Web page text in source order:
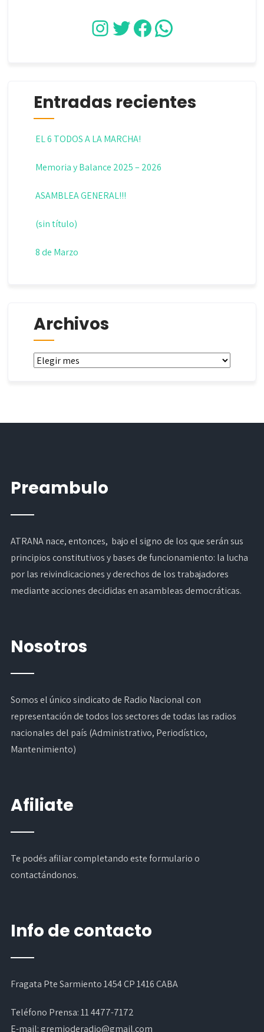
Instagram
Twitter
Facebook
WhatsApp
Entradas recientes
EL 6 TODOS A LA MARCHA!
Memoria y Balance 2025 – 2026
ASAMBLEA GENERAL!!!
(sin título)
8 de Marzo
Archivos
Archivos
Preambulo
ATRANA nace, entonces, bajo el signo de los que serán sus
principios constitutivos y bases de funcionamiento: la lucha
por las reivindicaciones y derechos de los trabajadores
mediante acciones decididas en asambleas democráticas.
Nosotros
Somos el único sindicato de Radio Nacional con
representación de todos los sectores de todas las radios
nacionales del país (Administrativo, Periodístico,
Mantenimiento)
Afiliate
Te podés afiliar completandoeste formularioo
contactándonos.
Info de contacto
Fragata Pte Sarmiento 1454 CP 1416 CABA
Teléfono Prensa:11 4477-7172
E-mail:gremioderadio@gmail.com